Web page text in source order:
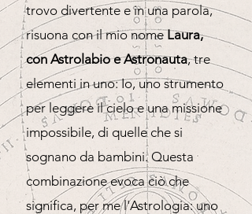
trovo divertente e in una parola,
risuona con il mio nomeLaura,
con Astrolabio e Astronauta, tre
elementi in uno: Io, uno strumento
per leggere il cielo e una missione
impossibile, di quelle che si
sognano da bambini. Questa
combinazione evoca ciò che
significa, per me l'Astrologia: uno